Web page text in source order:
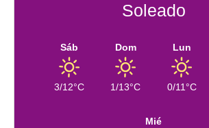
Soleado
Sáb
3/12°C
Dom
1/13°C
Lun
0/11°C
Mié